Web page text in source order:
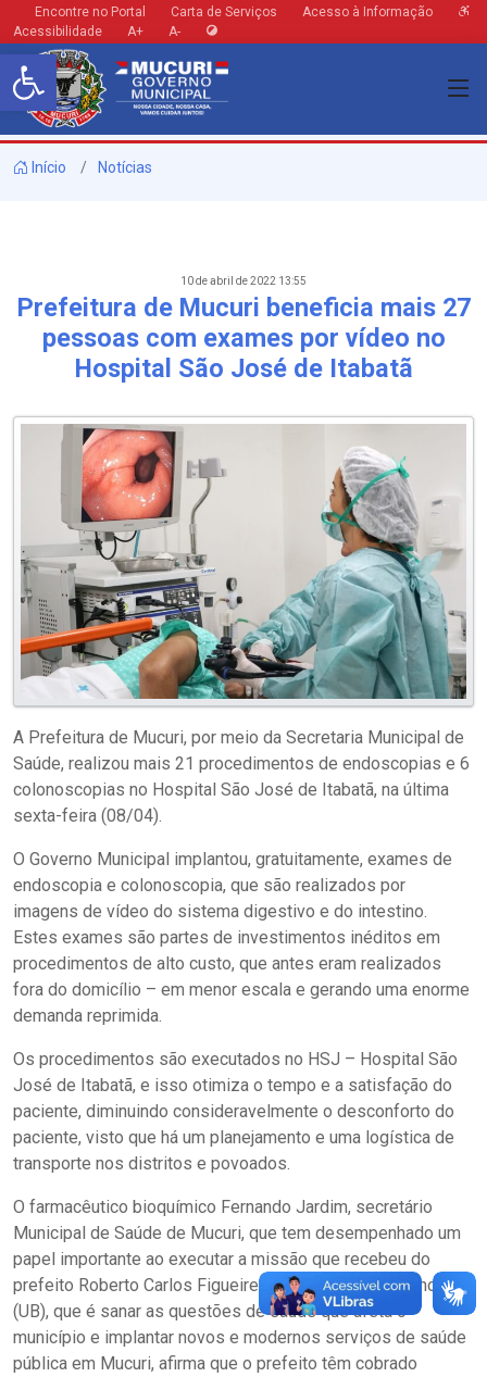
Encontre no Portal Carta de Serviços
Acesso à Informação
Acessibilidade
A+ A-
Início Notícias
10 de abril de 2022 13:55
Prefeitura de Mucuri beneficia mais 27
pessoas com exames por vídeo no
Hospital São José de Itabatã
A Prefeitura de Mucuri, por meio da Secretaria Municipal de
Saúde, realizou mais 21 procedimentos de endoscopias e 6
colonoscopias no Hospital São José de Itabatã, na última
sexta-feira (08/04).
O Governo Municipal implantou, gratuitamente, exames de
endoscopia e colonoscopia, que são realizados por
imagens de vídeo do sistema digestivo e do intestino.
Estes exames são partes de investimentos inéditos em
procedimentos de alto custo, que antes eram realizados
fora do domicílio – em menor escala e gerando uma enorme
demanda reprimida.
Os procedimentos são executados no HSJ – Hospital São
José de Itabatã, e isso otimiza o tempo e a satisfação do
paciente, diminuindo consideravelmente o desconforto do
paciente, visto que há um planejamento e uma logística de
transporte nos distritos e povoados.
O farmacêutico bioquímico Fernando Jardim, secretário
Municipal de Saúde de Mucuri, que tem desempenhado um
papel importante ao executar a missão que recebeu do
prefeito Roberto Carlos Figueiredo Costa, o “Robertinho”
(UB), que é sanar as questões de saúde que afeta o
município e implantar novos e modernos serviços de saúde
pública em Mucuri, afirma que o prefeito têm cobrado
Barra de Ferramentas Aberta